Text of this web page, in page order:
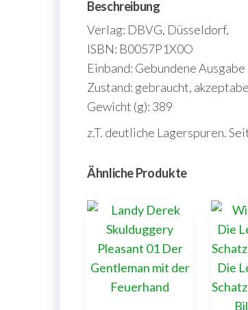
Beschreibung
Verlag: DBVG, Düsseldorf,
ISBN: B0057P1X0O
Einband: Gebundene Ausgabe
Zustand: gebraucht,
Gewicht (g): 389
z.T. deutliche Lagerspuren.
Ähnliche Produkte